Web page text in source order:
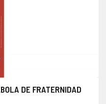
DE FRATERNIDAD